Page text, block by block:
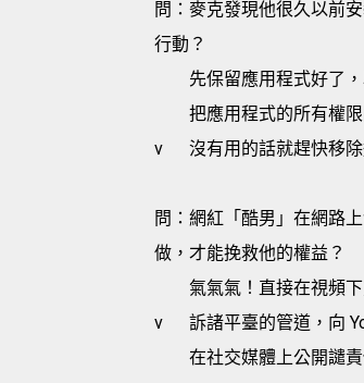
問：麥克發現他很久以前
行動？
先保留應用程式好了
把應用程式的所有權
v
沒有用的話就趕快移
問：網紅「酷男」在網路
做，才能挽救他的權益？
氣氣氣！直接在視頻
v
訴諸平臺的管道，向
在社交媒體上公開譴